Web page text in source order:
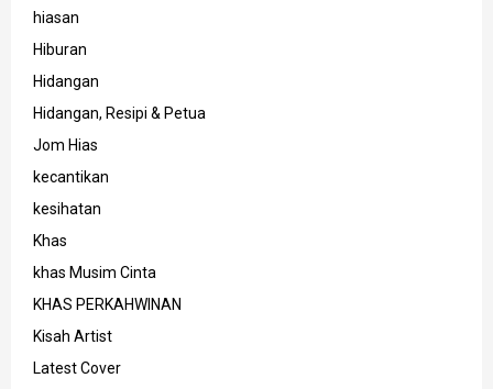
hiasan
Hiburan
Hidangan
Hidangan, Resipi & Petua
Jom Hias
kecantikan
kesihatan
Khas
khas Musim Cinta
KHAS PERKAHWINAN
Kisah Artist
Latest Cover